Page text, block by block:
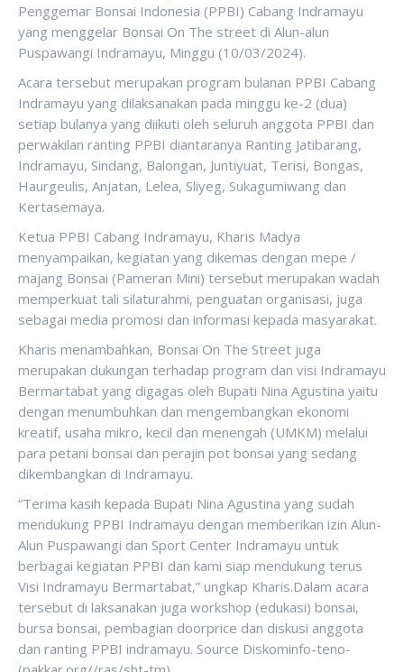
Penggemar Bonsai Indonesia (PPBI) Cabang Indramayu
yang menggelar Bonsai On The street di Alun-alun
Puspawangi Indramayu, Minggu (10/03/2024).
Acara tersebut merupakan program bulanan PPBI Cabang
Indramayu yang dilaksanakan pada minggu ke-2 (dua)
setiap bulanya yang diikuti oleh seluruh anggota PPBI dan
perwakilan ranting PPBI diantaranya Ranting Jatibarang,
Indramayu, Sindang, Balongan, Juntiyuat, Terisi, Bongas,
Haurgeulis, Anjatan, Lelea, Sliyeg, Sukagumiwang dan
Kertasemaya.
Ketua PPBI Cabang Indramayu, Kharis Madya
menyampaikan, kegiatan yang dikemas dengan mepe /
majang Bonsai (Pameran Mini) tersebut merupakan wadah
memperkuat tali silaturahmi, penguatan organisasi, juga
sebagai media promosi dan informasi kepada masyarakat.
Kharis menambahkan, Bonsai On The Street juga
merupakan dukungan terhadap program dan visi Indramayu
Bermartabat yang digagas oleh Bupati Nina Agustina yaitu
dengan menumbuhkan dan mengembangkan ekonomi
kreatif, usaha mikro, kecil dan menengah (UMKM) melalui
para petani bonsai dan perajin pot bonsai yang sedang
dikembangkan di Indramayu.
“Terima kasih kepada Bupati Nina Agustina yang sudah
mendukung PPBI Indramayu dengan memberikan izin Alun-
Alun Puspawangi dan Sport Center Indramayu untuk
berbagai kegiatan PPBI dan kami siap mendukung terus
Visi Indramayu Bermartabat,” ungkap Kharis.Dalam acara
tersebut di laksanakan juga workshop (edukasi) bonsai,
bursa bonsai, pembagian doorprice dan diskusi anggota
dan ranting PPBI indramayu. Source Diskominfo-teno-